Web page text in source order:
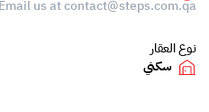
Email us atcontact@steps.com.qa
نوع العقار
سكني